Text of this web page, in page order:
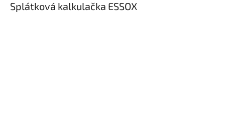
Splátková kalkulačka ESSOX